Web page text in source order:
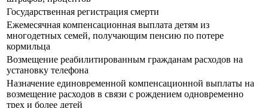
Государственная регистрация смерти
Ежемесячная компенсационная выплата детям из
многодетных семей, получающим пенсию по потере
кормильца
Возмещение реабилитированным гражданам расходов на
установку телефона
Назначение единовременной компенсационной выплаты на
возмещение расходов в связи с рождением одновременно
трех и более детей